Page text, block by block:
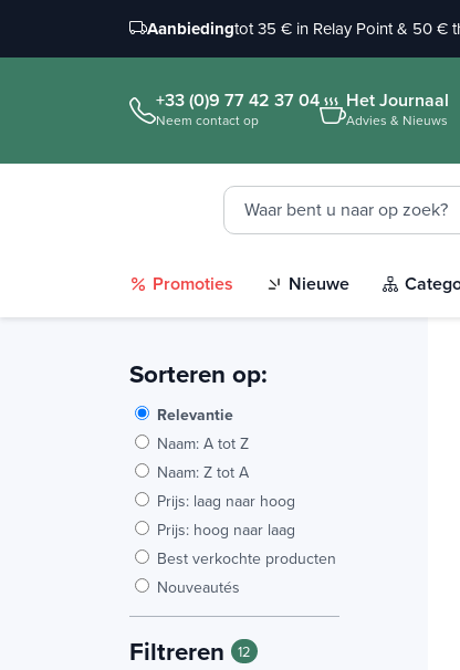
Aanbiedingtot 35 € in Relay Point & 50 €
+33 (0)9 77 42 37 04
Neem contact op
Het Journaal
Advies & Nieuws
Promoties Nieuwe
Sorteren op:
Relevantie
Naam: A tot Z
Naam: Z tot A
Prijs: laag naar hoog
Prijs: hoog naar laag
Best verkochte producten
Nouveautés
Filtreren 12